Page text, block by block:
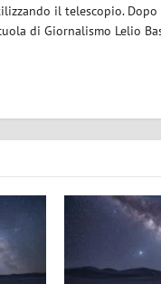
il telescopio.
di Giornalismo Lelio